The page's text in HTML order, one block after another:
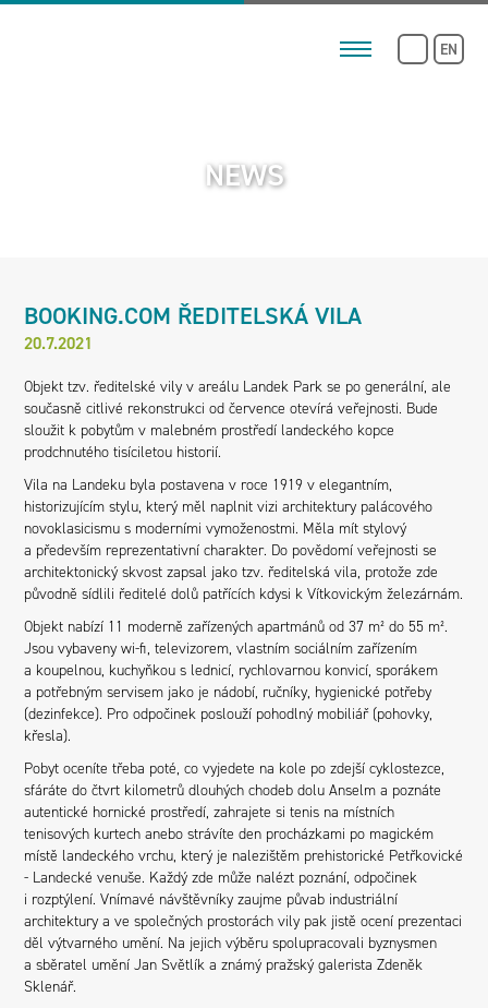
EN
NEWS
BOOKING.COM ŘEDITELSKÁ VILA
20.7.2021
Objekt tzv. ředitelské vily v areálu Landek Park se po generální, ale
současně citlivé rekonstrukci od července otevírá veřejnosti. Bude
sloužit k pobytům v malebném prostředí landeckého kopce
prodchnutého tisíciletou historií.
Vila na Landeku byla postavena v roce 1919 v elegantním,
historizujícím stylu, který měl naplnit vizi architektury palácového
novoklasicismu s moderními vymoženostmi. Měla mít stylový
a především reprezentativní charakter. Do povědomí veřejnosti se
architektonický skvost zapsal jako tzv. ředitelská vila, protože zde
původně sídlili ředitelé dolů patřících kdysi k Vítkovickým železárnám.
Objekt nabízí 11 moderně zařízených apartmánů od 37 m² do 55 m².
Jsou vybaveny wi-fi, televizorem, vlastním sociálním zařízením
a koupelnou, kuchyňkou s lednicí, rychlovarnou konvicí, sporákem
a potřebným servisem jako je nádobí, ručníky, hygienické potřeby
(dezinfekce). Pro odpočinek poslouží pohodlný mobiliář (pohovky,
křesla).
Pobyt oceníte třeba poté, co vyjedete na kole po zdejší cyklostezce,
sfáráte do čtvrt kilometrů dlouhých chodeb dolu Anselm a poznáte
autentické hornické prostředí, zahrajete si tenis na místních
tenisových kurtech anebo strávíte den procházkami po magickém
místě landeckého vrchu, který je nalezištěm prehistorické Petřkovické
- Landecké venuše. Každý zde může nalézt poznání, odpočinek
i rozptýlení. Vnímavé návštěvníky zaujme půvab industriální
architektury a ve společných prostorách vily pak jistě ocení prezentaci
děl výtvarného umění. Na jejich výběru spolupracovali byznysmen
a sběratel umění Jan Světlík a známý pražský galerista Zdeněk
Sklenář.